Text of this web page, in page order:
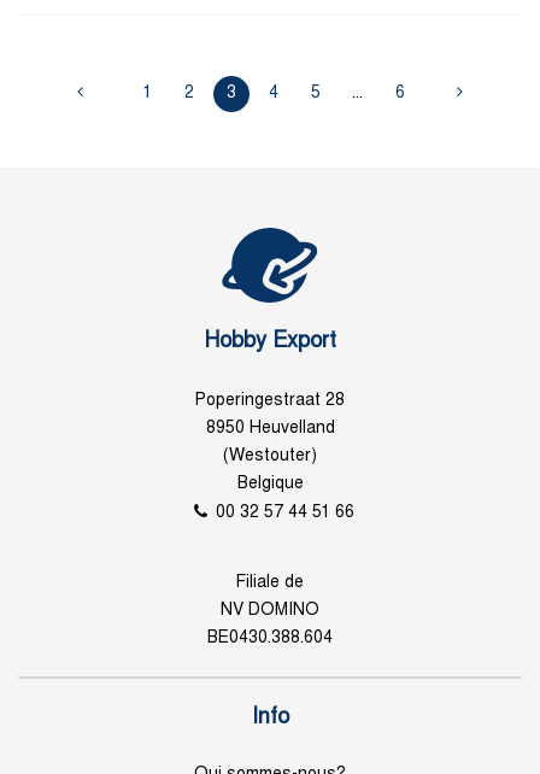
1 2 3 4 5 ... 6
Hobby Export
Poperingestraat 28
8950 Heuvelland
(Westouter)
Belgique
00 32 57 44 51 66
Filiale de
NV DOMINO
BE0430.388.604
Info